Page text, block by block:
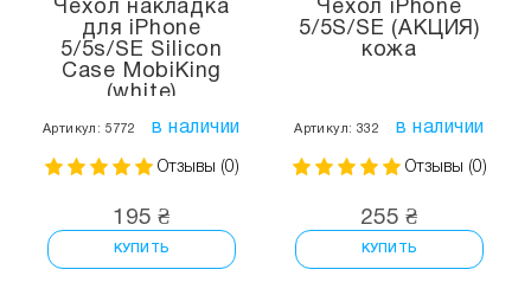
Чехол накладка
для iPhone
5/5s/SE Silicon
Case MobiKing
(white)
Артикул: 5772 в наличии
Отзывы (0)
195 ₴
КУПИТЬ
Чехол iPhone
5/5S/SE (АКЦИЯ)
кожа
Артикул: 332 в наличии
Отзывы (0)
255 ₴
КУПИТЬ